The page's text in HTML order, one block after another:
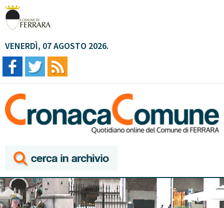
VENERDÌ, 07 AGOSTO 2026.